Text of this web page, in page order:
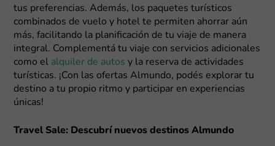
tus preferencias. Además, los paquetes turísticos
combinados de vuelo y hotel te permiten ahorrar aún
más, facilitando la planificación de tu viaje de manera
integral. Complementá tu viaje con servicios adicionales
como el alquiler de autos y la reserva de actividades
turísticas. ¡Con las ofertas Almundo, podés explorar tu
destino a tu propio ritmo y participar en experiencias
únicas!
Travel Sale: Descubrí nuevos destinos Almundo